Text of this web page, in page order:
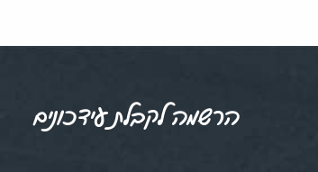
הרשמה לקבלת עידכונים